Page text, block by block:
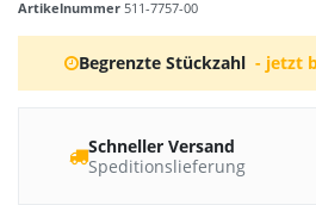
Artikelnummer 511-7757-00
Begrenzte Stückzahl - jetzt
Schneller Versand
Speditionslieferung